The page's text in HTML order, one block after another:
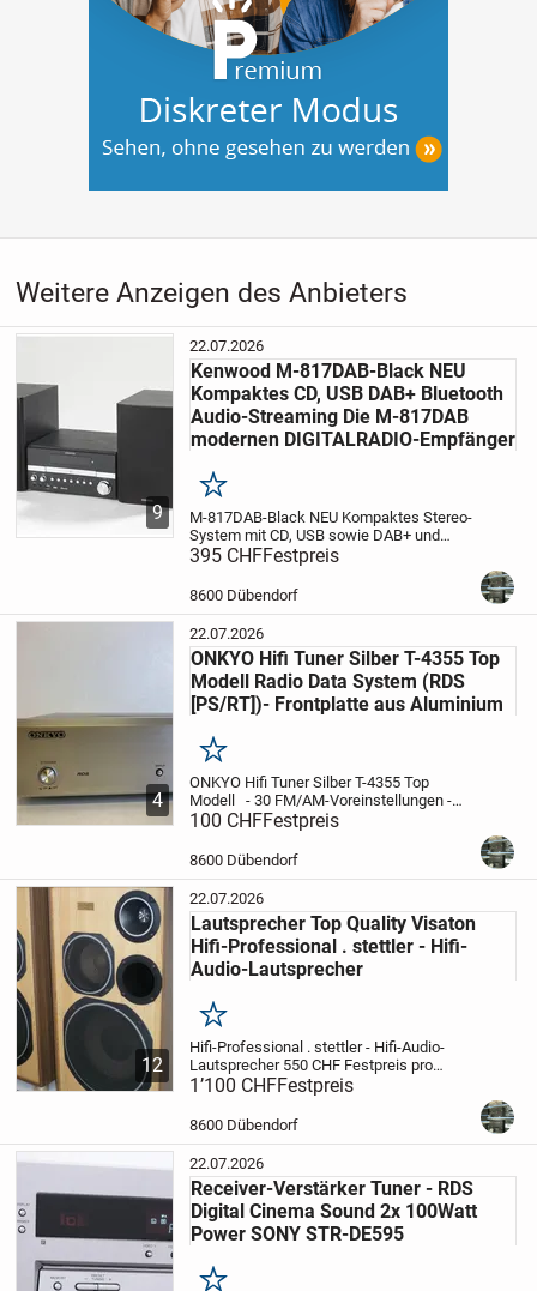
Weitere Anzeigen des Anbieters
9
22.07.2026
Kenwood M-817DAB-Black NEU
Kompaktes CD, USB DAB+ Bluetooth
Audio-Streaming Die M-817DAB
modernen DIGITALRADIO-Empfänger
Merken
M-817DAB-Black NEU Kompaktes Stereo-
System mit CD, USB sowie DAB+ und
Bluetooth Audio-Streaming
ist mit einem modernen DIGITALRADIO-
Empfänger ausgestattet und ermöglicht
395 CHFFestpreis
8600 Dübendorf
4
22.07.2026
ONKYO Hifi Tuner Silber T-4355 Top
Modell Radio Data System (RDS
[PS/RT])- Frontplatte aus Aluminium
Merken
ONKYO Hifi Tuner Silber T-4355 Top
Modell
- 30 FM/AM-Voreinstellungen-
Automatische Voreinstellung zum
automatischen Scannen und Speichern
von bis zu 20 FM/10 AM-Sendern
100 CHFFestpreis
8600 Dübendorf
12
22.07.2026
Lautsprecher Top Quality Visaton
Hifi-Professional . stettler - Hifi-
Audio-Lautsprecher
Merken
Hifi-Professional . stettler - Hifi-Audio-
Lautsprecher 550 CHFFestpreis pro
stück8600 DübendorfHifi-Professional -
Lautsprecher
BassreflexHolz Hell Edition
1’100 CHFFestpreis
8600 Dübendorf
22.07.2026
Receiver-Verstärker Tuner - RDS
Digital Cinema Sound 2x 100Watt
Power SONY STR-DE595